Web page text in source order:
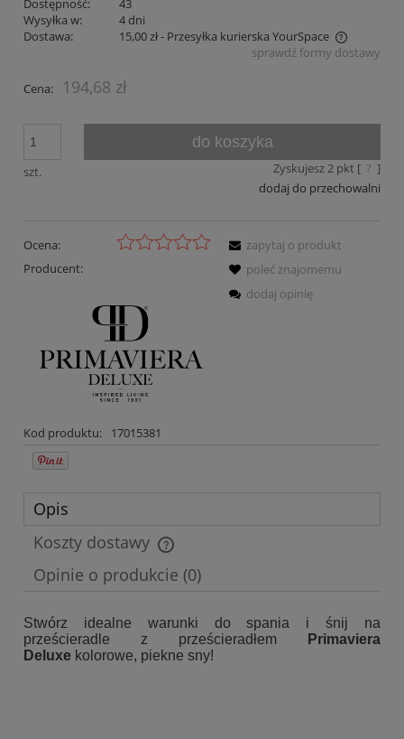
Dostępność:
43
Wysyłka w:
4 dni
Dostawa:
15,00 zł- Przesyłka kurierska YourSpace
Cena nie zawiera ewentualnych kosztów płatnościsprawdź formy dostawy
Cena: 194,68 zł
szt.
do koszyka
Zyskujesz2pkt [ ? ]
dodaj do przechowalni
Ocena:
Producent:
Kod produktu: 17015381
zapytaj o produkt
poleć znajomemu
dodaj opinię
Opis
Koszty dostawy
Cena nie zawiera ewentualnych kosztów płatności
Opinie o produkcie (0)
Stwórz idealne warunki do spania i śnij na
prześcieradle z prześcieradłem
Primaviera
Deluxe kolorowe, piekne sny!